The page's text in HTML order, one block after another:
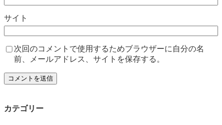
サイト
次回のコメントで使用するためブラウザーに自分の名
前、メールアドレス、サイトを保存する。
カテゴリー